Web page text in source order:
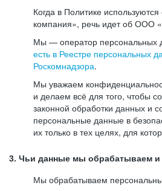
Когда в Политике
компания», речь идет об ООО
Мы — оператор персональных
есть в Реестре персональных
Роскомнадзора.
Мы уважаем
и делаем всё для того, чтобы
законной обработки данных и
персональные данные в
их только в тех целях, для
3. Чьи данные мы обрабатываем и
Мы обрабатываем